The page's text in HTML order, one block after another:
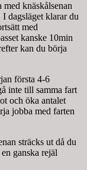
med knäskålsenan
dagsläget klarar du
med
kanske 10min
kan du börja
första 4-6
inte till samma fart
och öka antalet
jobba med farten
sträcks ut då du
ganska rejäl